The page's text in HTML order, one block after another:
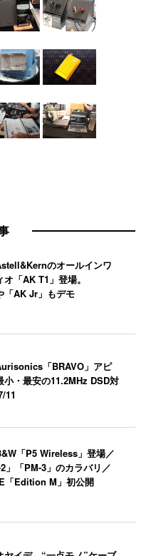
のオールインワ
「AK T1」登場。
「AK Jr」もデモ
「BRAVO」アピ
小・最安の11.2MHz DSD対
11
「P5 Wireless」登場／
」「PM-3」のカラバリ／
「Edition M」初公開